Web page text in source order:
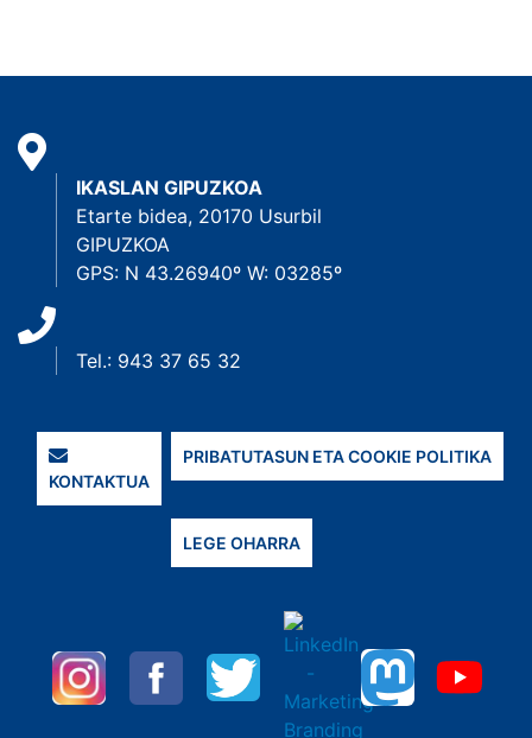
IKASLAN GIPUZKOA
Etarte bidea, 20170 Usurbil
GIPUZKOA
GPS: N 43.26940º W: 03285º
Tel.: 943 37 65 32
KONTAKTUA
PRIBATUTASUN ETA COOKIE POLITIKA
LEGE OHARRA